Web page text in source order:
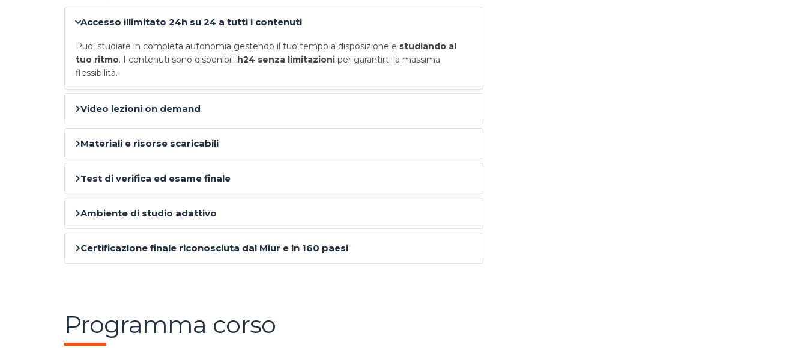
Accesso illimitato 24h su 24 a tutti i contenuti
Puoi studiare in completa autonomia gestendo il tuo tempo a disposizione e studiando al
tuo ritmo. I contenuti sono disponibili h24 senza limitazioni per garantirti la massima
flessibilità.
Video lezioni on demand
Materiali e risorse scaricabili
Test di verifica ed esame finale
Ambiente di studio adattivo
Certificazione finale riconosciuta dal Miur e in 160 paesi
Programma corso